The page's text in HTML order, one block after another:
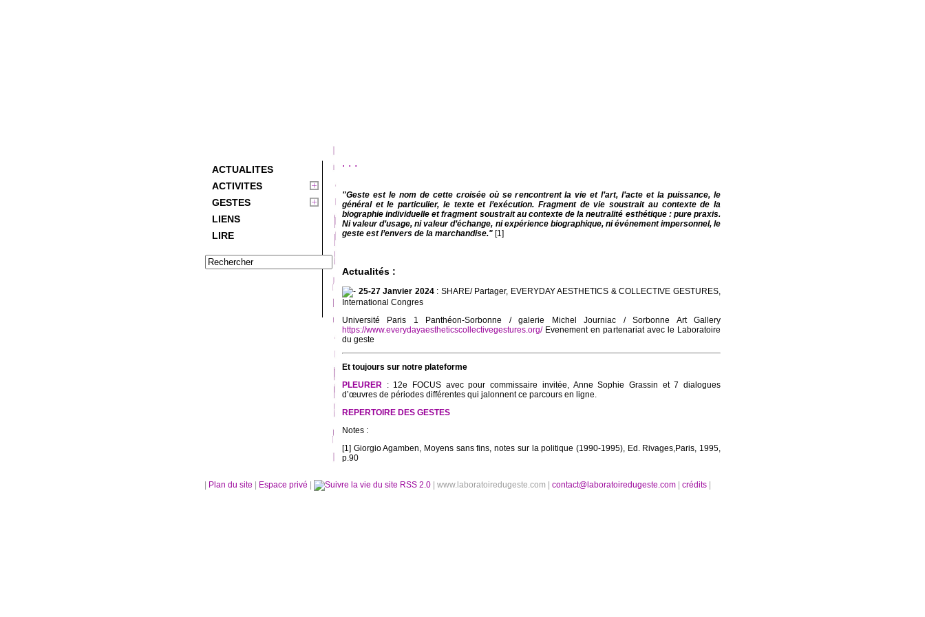
ACTUALITES
ACTIVITES
GESTES
LIENS
LIRE
...
"Geste est le nom de cette croisée où se rencontrent la vie et l’art, l’acte et la puissance, le
général et le particulier, le texte et l’exécution. Fragment de vie soustrait au contexte de la
biographie individuelle et fragment soustrait au contexte de la neutralité esthétique : pure praxis.
Ni valeur d’usage, ni valeur d’échange, ni expérience biographique, ni événement impersonnel, le
geste est l’envers de la marchandise." [1]
Actualités :
25-27 Janvier 2024: SHARE/ Partager, EVERYDAY AESTHETICS & COLLECTIVE GESTURES,
International Congres
Université Paris 1 Panthéon-Sorbonne / galerie Michel Journiac / Sorbonne Art Gallery
https://www.everydayaestheticscollectivegestures.org/Evenement en partenariat avec le Laboratoire
du geste
Et toujours sur notre plateforme
PLEURER : 12e FOCUS avec pour commissaire invitée, Anne Sophie Grassin et 7 dialogues
d’œuvres de périodes différentes qui jalonnent ce parcours en ligne.
REPERTOIRE DES GESTES
Notes :
[1] Giorgio Agamben, Moyens sans fins, notes sur la politique (1990-1995), Ed. Rivages,Paris, 1995,
p.90
Plan du site Espace privé RSS 2.0 | www.laboratoiredugeste.com | contact@laboratoiredugeste.com crédits